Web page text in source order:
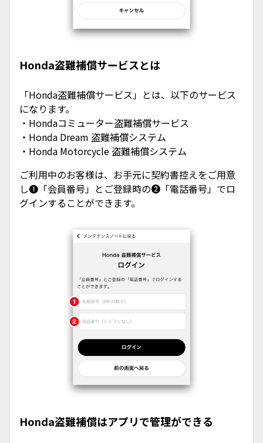
Honda盗難補償サービスとは
「Honda盗難補償サービス」とは、以下のサービス
になります。
・Hondaコミューター盗難補償サービス
・Honda Dream 盗難補償システム
・Honda Motorcycle 盗難補償システム
ご利用中のお客様は、お手元に契約書控えをご用意
し❶「会員番号」とご登録時の❷「電話番号」でロ
グインすることができます。
Honda盗難補償はアプリで管理ができる